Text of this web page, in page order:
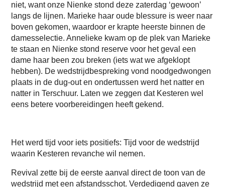
niet, want onze Nienke stond deze zaterdag ‘gewoon’
langs de lijnen. Marieke haar oude blessure is weer naar
boven gekomen, waardoor er krapte heerste binnen de
damesselectie. Annelieke kwam op de plek van Marieke
te staan en Nienke stond reserve voor het geval een
dame haar been zou breken (iets wat we afgeklopt
hebben). De wedstrijdbespreking vond noodgedwongen
plaats in de dug-out en ondertussen werd het natter en
natter in Terschuur. Laten we zeggen dat Kesteren wel
eens betere voorbereidingen heeft gekend.
Het werd tijd voor iets positiefs: Tijd voor de wedstrijd
waarin Kesteren revanche wil nemen.
Revival zette bij de eerste aanval direct de toon van de
wedstrijd met een afstandsschot. Verdedigend gaven ze